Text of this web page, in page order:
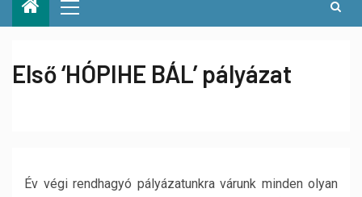
Első ‘HÓPIHE BÁL’ pályázat
Év végi rendhagyó pályázatunkra várunk minden olyan